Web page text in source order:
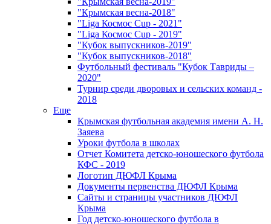
"Крымская весна-2018"
"Liga Космос Cup - 2021"
"Liga Космос Cup - 2019"
"Кубок выпускников-2019"
"Кубок выпускников-2018"
Футбольный фестиваль "Кубок Тавриды –
2020"
Турнир среди дворовых и сельских команд -
2018
Еще
Крымская футбольная академия имени А. Н.
Заяева
Уроки футбола в школах
Отчет Комитета детско-юношеского футбола
КФС - 2019
Логотип ДЮФЛ Крыма
Документы первенства ДЮФЛ Крыма
Сайты и страницы участников ДЮФЛ
Крыма
Год детско-юношеского футбола в